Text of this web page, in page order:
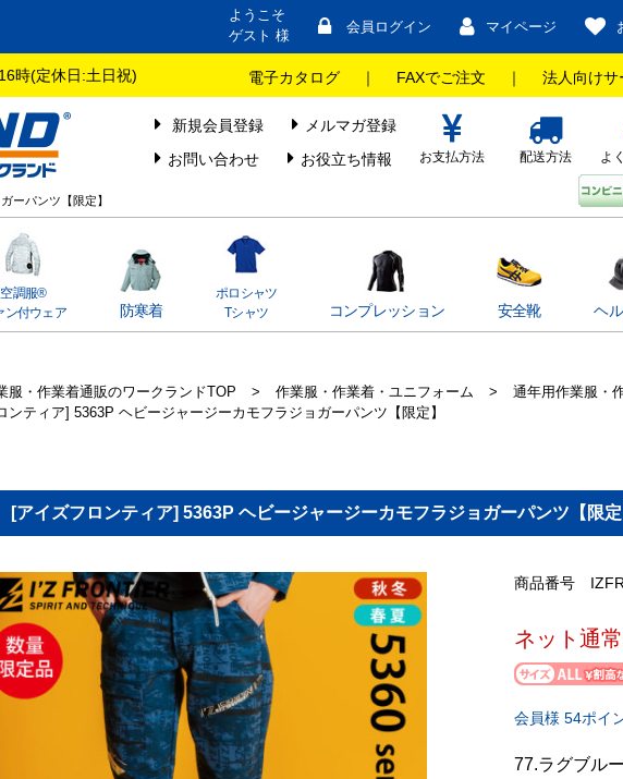
ようこそ
ゲスト 様
会員ログイン マイページ
時(定休日:土日祝) 電子カタログ ｜ FAXでご注文 ｜ 法人向けサ
新規会員登録
メルマガ登録
お問い合わせ
お役立ち情報 お支払方法 配送方法 よ
ーパンツ【限定】
空調服®
ン付ウェア
防寒着
ポロシャツ
Tシャツ
コンプレッション 安全靴 ヘ
服・作業着通販のワークランドTOP > 作業服・作業着・ユニフォーム > 通年用作業服・
ンティア] 5363P ヘビージャージーカモフラジョガーパンツ【限定】
[アイズフロンティア] 5363P ヘビージャージーカモフラジョガーパンツ【限定
商品番号
ネット通
会員様 54ポイ
77.ラグブルー